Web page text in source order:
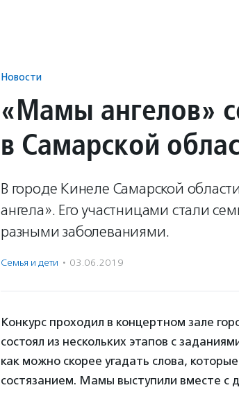
Новости
«Мамы ангелов»
в Самарской
В городе Кинеле Самарской
ангела». Его участницами стали
разными заболеваниями.
Семья и дети · 03.06.2019
Конкурс проходил в концертном зале
состоял из нескольких этапов с
как можно скорее угадать слова,
состязанием. Мамы выступили вместе с